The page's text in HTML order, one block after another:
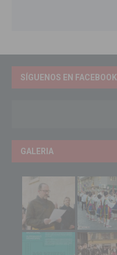
SÍGUENOS EN FACEBOOK
GALERIA